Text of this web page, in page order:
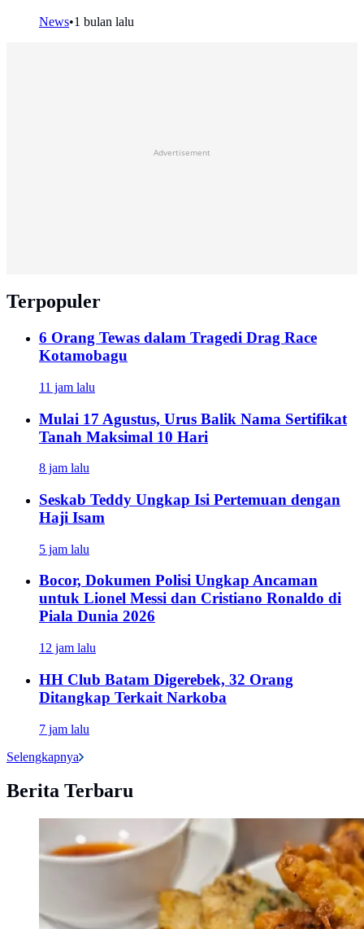
News•1 bulan lalu
Advertisement
Terpopuler
6 Orang Tewas dalam Tragedi Drag Race
Kotamobagu
11 jam lalu
Mulai 17 Agustus, Urus Balik Nama Sertifikat
Tanah Maksimal 10 Hari
8 jam lalu
Seskab Teddy Ungkap Isi Pertemuan dengan
Haji Isam
5 jam lalu
Bocor, Dokumen Polisi Ungkap Ancaman
untuk Lionel Messi dan Cristiano Ronaldo di
Piala Dunia 2026
12 jam lalu
HH Club Batam Digerebek, 32 Orang
Ditangkap Terkait Narkoba
7 jam lalu
Selengkapnya
Berita Terbaru